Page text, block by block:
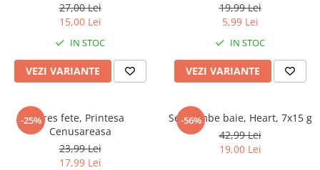
27,00 Lei
15,00 Lei
IN STOC
VEZI VARIANTE
19,99 Lei
5,99 Lei
IN STOC
VEZI VARIANTE
-25%Dres fete, Printesa
Cenusareasa
23,99 Lei
17,99 Lei
-56%
Set bombe baie, Heart, 7x15 g
42,99 Lei
19,00 Lei